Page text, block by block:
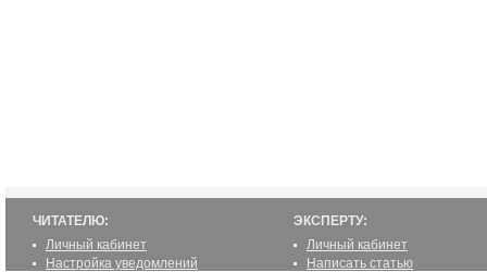
ЧИТАТЕЛЮ:
Личный кабинет
Настройка уведомлений
ЭКСПЕРТУ:
Личный кабинет
Написать статью